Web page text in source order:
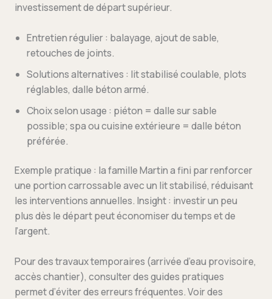
investissement de départ supérieur.
Entretien régulier : balayage, ajout de sable,
retouches de joints.
Solutions alternatives : lit stabilisé coulable, plots
réglables, dalle béton armé.
Choix selon usage : piéton = dalle sur sable
possible; spa ou cuisine extérieure = dalle béton
préférée.
Exemple pratique : la famille Martin a fini par renforcer
une portion carrossable avec un lit stabilisé, réduisant
les interventions annuelles. Insight : investir un peu
plus dès le départ peut économiser du temps et de
l’argent.
Pour des travaux temporaires (arrivée d’eau provisoire,
accès chantier), consulter des guides pratiques
permet d’éviter des erreurs fréquentes. Voir des